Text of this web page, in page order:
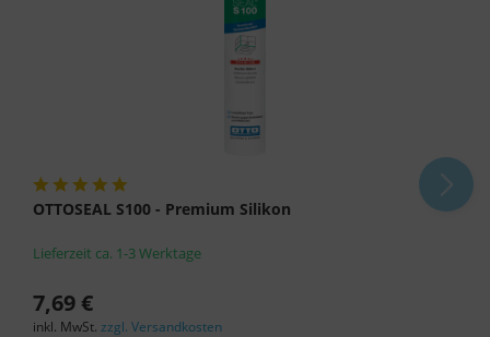
OTTOSEAL S100 - Premium Silikon
Lieferzeit ca. 1-3 Werktage
7,69 €
inkl. MwSt. zzgl. Versandkosten